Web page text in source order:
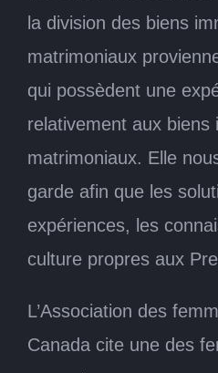
la division des biens
matrimoniaux
qui possèdent une
relativement aux biens
matrimoniaux. Elle
garde afin que les
expériences, les
culture propres aux
L’Association des
Canada cite une des